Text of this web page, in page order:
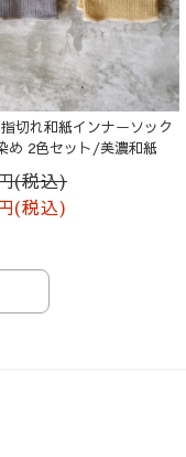
指切れ和紙インナーソック
め 2色セット/美濃和紙
(税込)
(税込)